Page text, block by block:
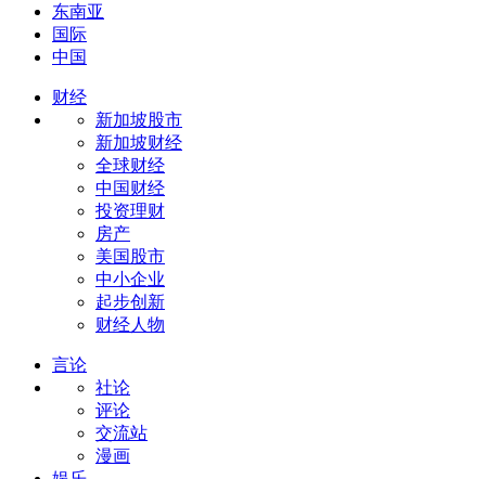
东南亚
国际
中国
财经
新加坡股市
新加坡财经
全球财经
中国财经
投资理财
房产
美国股市
中小企业
起步创新
财经人物
言论
社论
评论
交流站
漫画